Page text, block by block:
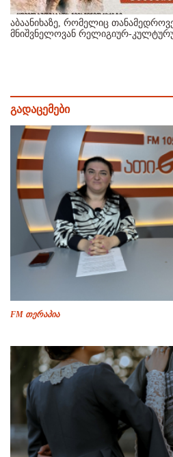
აბაანიხაზე, რომელიც
მნიშვნელოვან რელიგიურ-
გადაცემები
FM თერაპია